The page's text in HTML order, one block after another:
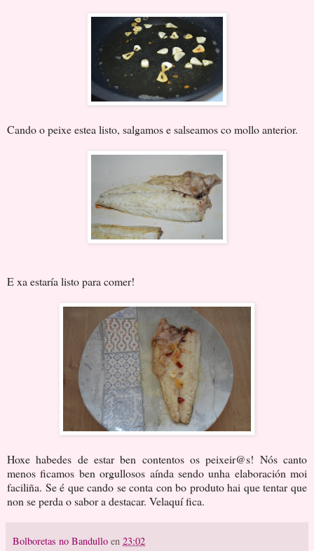
Cando o peixe estea listo, salgamos e salseamos co mollo anterior.
E xa estaría listo para comer!
Hoxe habedes de estar ben contentos os peixeir@s! Nós canto
menos ficamos ben orgullosos aínda sendo unha elaboración moi
faciliña. Se é que cando se conta con bo produto hai que tentar que
non se perda o sabor a destacar. Velaquí fica.
Bolboretas no Bandullo en 23:02